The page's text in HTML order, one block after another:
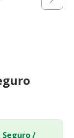
Seguro /